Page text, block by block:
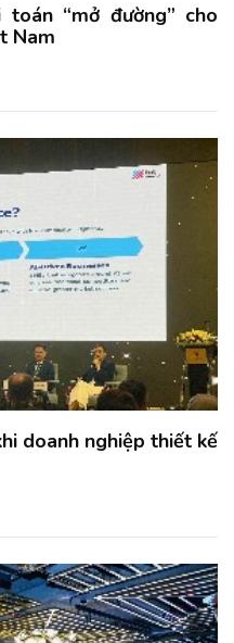
“mở đường” cho
Nam
doanh nghiệp thiết kế